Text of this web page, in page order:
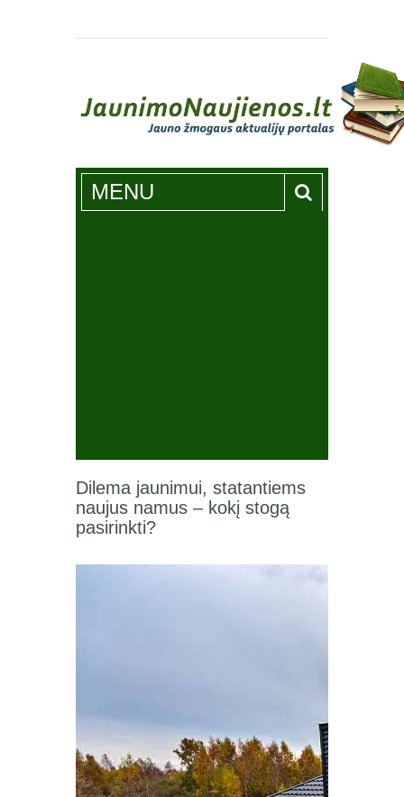
Jaunimonaujienos.lt
MENU
Dilema jaunimui, statantiems
naujus namus – kokį stogą
pasirinkti?